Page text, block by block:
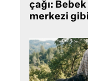
çağı:
merkezi